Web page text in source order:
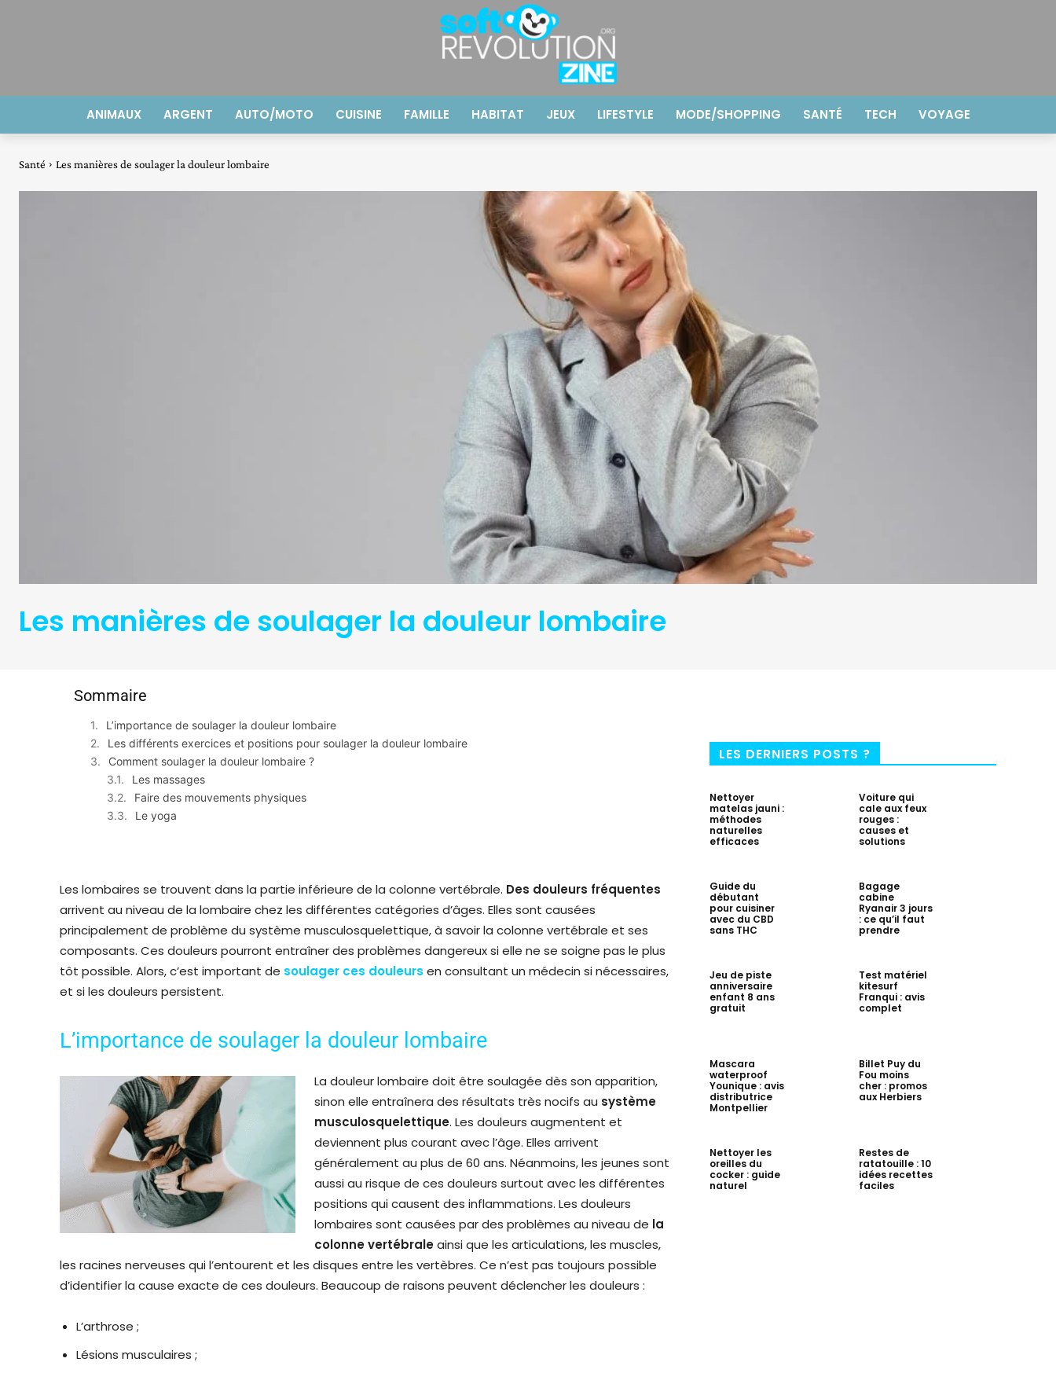
ANIMAUX ARGENT AUTO/MOTO CUISINE FAMILLE HABITAT JEUX LIFESTYLE MODE/SHOPPING SANTÉ TECH VOYAGE
Santé Les manières de soulager la douleur lombaire
Les manières de soulager la douleur lombaire
Sommaire
L’importance de soulager la douleur lombaire
Les différents exercices et positions pour soulager la douleur lombaire
Comment soulager la douleur lombaire ?
Les massages
Faire des mouvements physiques
Le yoga
Les lombaires se trouvent dans la partie inférieure de la colonne vertébrale. Des douleurs fréquentes
arrivent au niveau de la lombaire chez les différentes catégories d’âges. Elles sont causées
principalement de problème du système musculosquelettique, à savoir la colonne vertébrale et ses
composants. Ces douleurs pourront entraîner des problèmes dangereux si elle ne se soigne pas le plus
tôt possible. Alors, c’est important de soulager ces douleurs en consultant un médecin si nécessaires,
et si les douleurs persistent.
L’importance de soulager la douleur lombaire
La douleur lombaire doit être soulagée dès son apparition,
sinon elle entraînera des résultats très nocifs au système
musculosquelettique. Les douleurs augmentent et
deviennent plus courant avec l’âge. Elles arrivent
généralement au plus de 60 ans. Néanmoins, les jeunes sont
aussi au risque de ces douleurs surtout avec les différentes
positions qui causent des inflammations. Les douleurs
lombaires sont causées par des problèmes au niveau de la
colonne vertébraleainsi que les articulations, les muscles,
les racines nerveuses qui l’entourent et les disques entre les vertèbres. Ce n’est pas toujours possible
d’identifier la cause exacte de ces douleurs. Beaucoup de raisons peuvent déclencher les douleurs :
L’arthrose ;
Lésions musculaires ;
LES DERNIERS POSTS ?
Nettoyer
matelas jauni :
méthodes
naturelles
efficaces
Voiture qui
cale aux feux
rouges :
causes et
solutions
Guide du
débutant
pour cuisiner
avec du CBD
sans THC
Bagage
cabine
Ryanair 3 jours
: ce qu’il faut
prendre
Jeu de piste
anniversaire
enfant 8 ans
gratuit
Test matériel
kitesurf
Franqui : avis
complet
Mascara
waterproof
Younique : avis
distributrice
Montpellier
Billet Puy du
Fou moins
cher : promos
aux Herbiers
Nettoyer les
oreilles du
cocker : guide
naturel
Restes de
ratatouille : 10
idées recettes
faciles